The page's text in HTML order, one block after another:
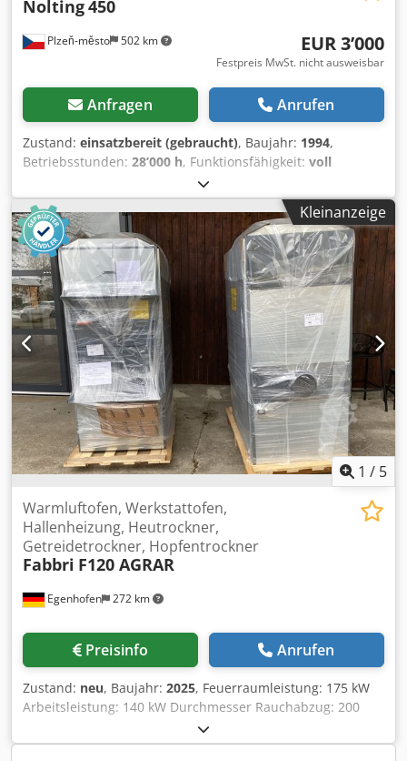
Plzeň-město 502 km
Nolting450
EUR 3’000
Festpreis MwSt. nicht ausweisbar
Anfragen Anrufen
Zustand: einsatzbereit (gebraucht), Baujahr: 1994,
Betriebsstunden: 28’000 h, Funktionsfähigkeit: voll
, Gesamtgewicht:
kW (611.83 PS), Heizleistung:450 kW (611.83 PS),
Rauchrohranschlussdurchmesser:
400 mm, Temperatur:
90 °C, Gesamthöhe:1’900 mm , Gesamtlänge:3’000 mm ,
Gesamtbreite:1’800 mm , Art des Eingangsstroms:
Drehstrom, Eingangsspannung: 380 V, Ausstattung:
Dokumentation/Handbuch, Warmwasser, Automatický
kotel na dřevní štěpku s automatickým podáváním paliva.
Nová vyzdívka spalovací komory v roce 2023. Dodjzp H N
Ujpfx Ag Iock
Kleinanzeige
1 / 5
Egenhofen 272 km
Warmluftofen, Werkstattofen,
Hallenheizung, Heutrockner,
Getreidetrockner, Hopfentrockner
Fabbri F120 AGRAR
Preisinfo Anrufen
Zustand: neu, Baujahr: 2025, Feuerraumleistung: 175 kW
Arbeitsleistung: 140 kW Durchmesser Rauchabzug: 200
mm Dodei Hplrjpfx Ag Ijck Warmluftförderrohre: 1 x
500mm Feuerraumlänge: 950 mm Feuerraumbreite: 600